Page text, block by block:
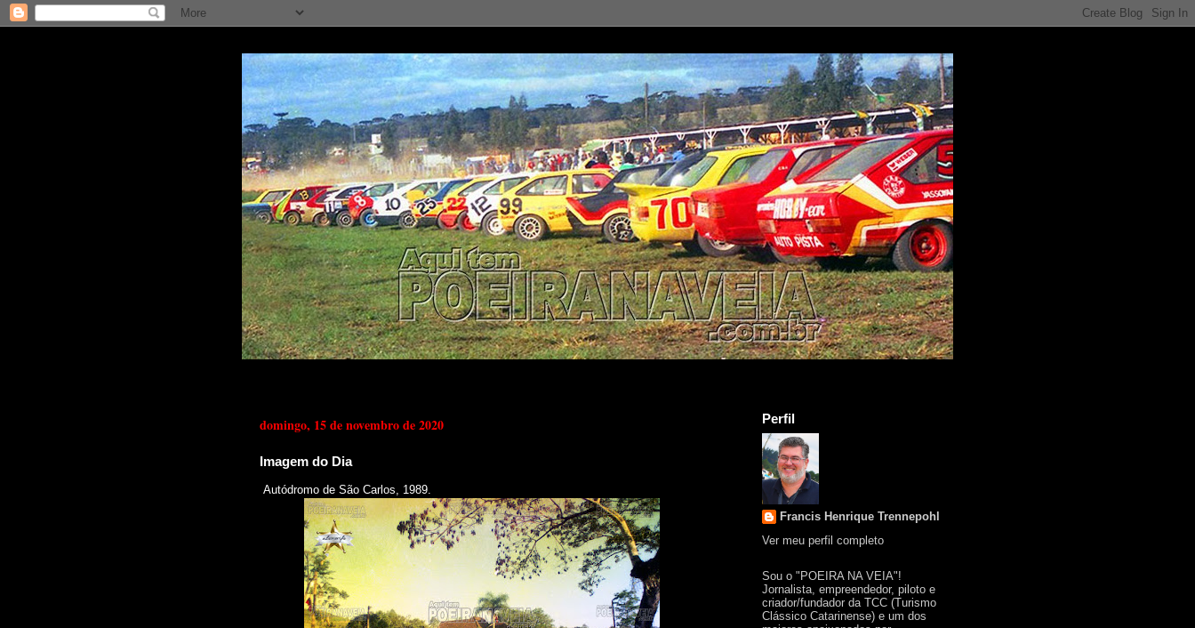
domingo, 15 de novembro de 2020
Imagem do Dia
Autódromo de São Carlos, 1989.
Perfil
Francis Henrique Trennepohl
Ver meu perfil completo
Sou o "POEIRA NA VEIA"!
Jornalista, empreendedor, piloto e
criador/fundador da TCC (Turismo
Clássico Catarinense) e um dos